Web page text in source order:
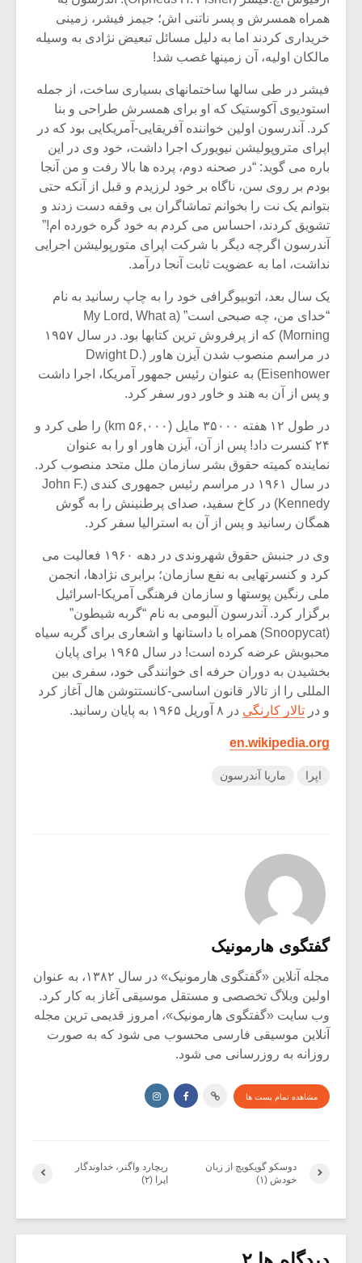
همراه همسرش و پسر ناتنی اش؛ جیمز فیشر، زمینی
خریداری کردند اما به دلیل مسائل تبعیض نژادی به وسیله
مالکان اولیه، آن زمینها غصب شد!
فیشر در طی سالها ساختمانهای بسیاری ساخت، از جمله
استودیوی آکوستیک که او برای همسرش طراحی و بنا
کرد. آندرسون اولین خواننده آفریقایی-آمریکایی بود که در
اپرای متروپولیشن نیویورک اجرا داشت، خود وی در این
باره می گوید: “در صحنه دوم، پرده ها بالا رفت و من آنجا
بودم بر روی سن، ناگاه بر خود لرزیدم و قبل از آنکه حتی
بتوانم یک نت را بخوانم تماشاگران بی وقفه دست زدند و
تشویق کردند، احساس می کردم به خود گره خورده ام!”
آندرسون اگرچه دیگر با شرکت اپرای متورپولیشن اجرایی
نداشت، اما به عضویت ثابت آنجا درآمد.
یک سال بعد، اتوبیوگرافی خود را به چاپ رسانید به نام
“خدای من، چه صبحی است” (My Lord, What a
Morning) که از پرفروش ترین کتابها بود. در سال ۱۹۵۷
در مراسم منصوب شدن آیزن هاور (Dwight D.
Eisenhower) به عنوان رئیس جمهور آمریکا، اجرا داشت
و پس از آن به هند و خاور دور سفر کرد.
در طول ۱۲ هفته ۳۵۰۰۰ مایل (۵۶,۰۰۰ km) را طی کرد و
۲۴ کنسرت داد! پس از آن، آیزن هاور او را به عنوان
نماینده کمیته حقوق بشر سازمان ملل متحد منصوب کرد.
در سال ۱۹۶۱ در مراسم رئیس جمهوری کندی (John F.
Kennedy) در کاخ سفید، صدای پرطنینش را به گوش
همگان رسانید و پس از آن به استرالیا سفر کرد.
وی در جنبش حقوق شهروندی در دهه ۱۹۶۰ فعالیت می
کرد و کنسرتهایی به نفع سازمان؛ برابری نژادها، انجمن
ملی رنگین پوستها و سازمان فرهنگی آمریکا-اسرائیل
برگزار کرد. آندرسون آلبومی به نام “گربه شیطون”
(Snoopycat) همراه با داستانها و اشعاری برای گربه سیاه
محبوبش عرضه کرده است! در سال ۱۹۶۵ برای پایان
بخشیدن به دوران حرفه ای خوانندگی خود، سفری بین
المللی را از تالار قانون اساسی-کانستتوشن هال آغاز کرد
و در تالار کارنگی در ۸ آوریل ۱۹۶۵ به پایان رسانید.
en.wikipedia.org
اپرا ماریا آندرسون
گفتگوی هارمونیک
مجله آنلاین «گفتگوی هارمونیک» در سال ۱۳۸۲، به عنوان
اولین وبلاگ تخصصی و مستقل موسیقی آغاز به کار کرد.
وب سایت «گفتگوی هارمونیک»، امروز قدیمی ترین مجله
آنلاین موسیقی فارسی محسوب می شود که به صورت
روزانه به روزرسانی می شود.
مشاهده تمام پست ها
ریچارد واگنر، خداوندگار
اپرا (۲)
دوسکو گویکویچ از زبان
خودش (۱)